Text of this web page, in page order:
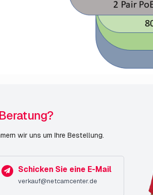
wir uns um Ihre Bestellung.
Schicken Sie eine E-Mail
verkauf@netcamcenter.de